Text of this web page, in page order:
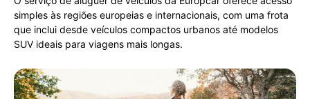
simples às regiões europeias e internacionais, com uma frota
que inclui desde veículos compactos urbanos até modelos
SUV ideais para viagens mais longas.